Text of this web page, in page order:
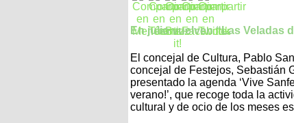
En julio vuelven “Las Veladas
El concejal de Cultura, Pablo
concejal de Festejos, Sebastián
presentado la agenda ‘Vive
verano!’, que recoge toda la
cultural y de ocio de los meses